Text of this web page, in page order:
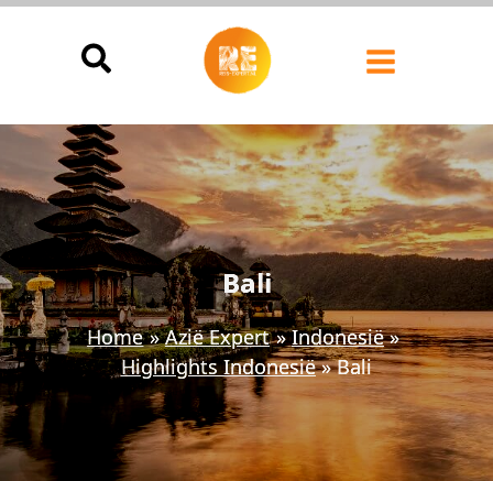
Ga
Bali
Home Azië Expert
Indonesië
Highlights Indonesië
Bali